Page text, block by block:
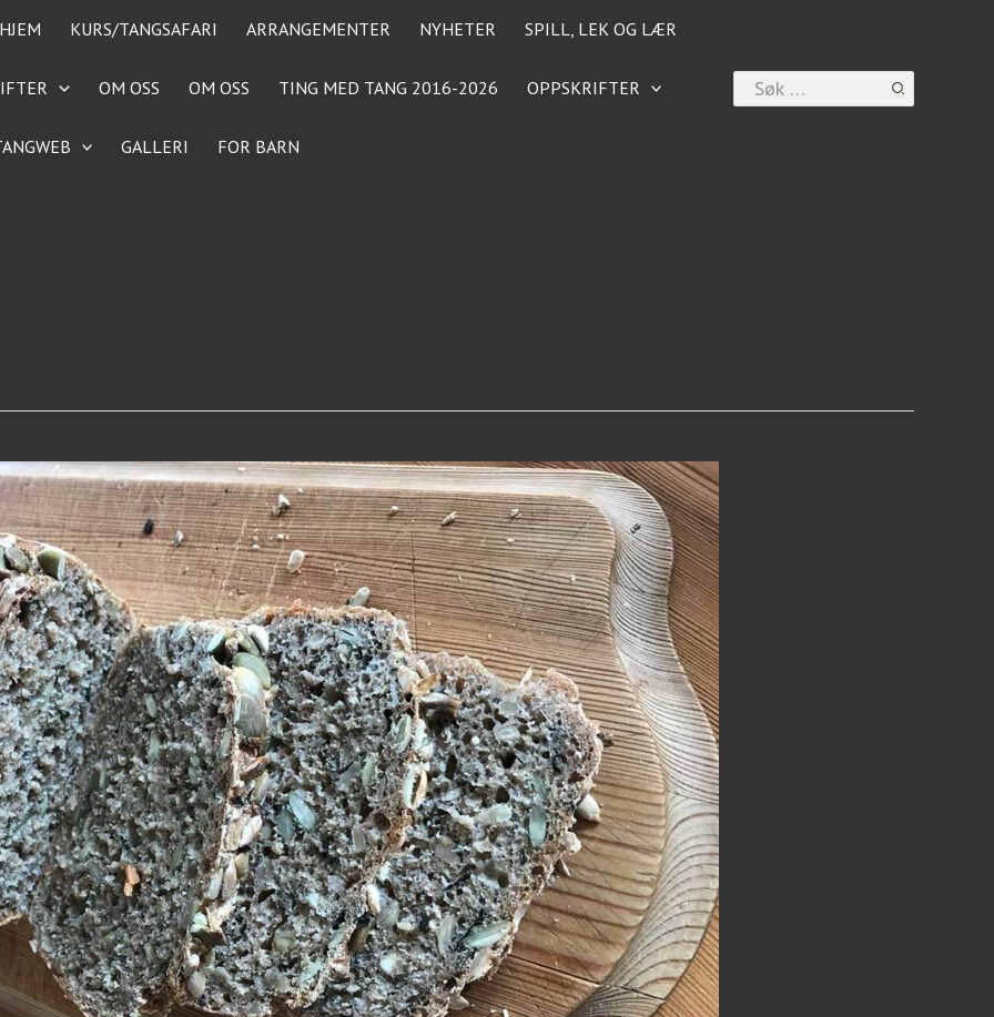
HJEM KURS/TANGSAFARI ARRANGEMENTER NYHETER SPILL, LEK OG LÆR
OM OSS OM OSS TING MED TANG 2016-2026 OPPSKRIFTER
GALLERI FOR BARN
Search
for: